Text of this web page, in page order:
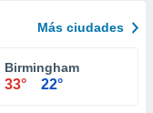
Más ciudades
Birmingham
33° 22°